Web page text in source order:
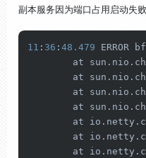
副本服务因为端口占用启动失败
11 : 36 : 48.479 ERROR
at
at
at
at
at
at
at